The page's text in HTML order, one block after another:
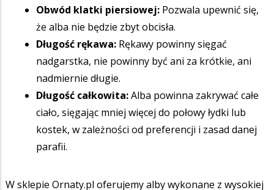
Obwód klatki piersiowej: Pozwala upewnić się,
że alba nie będzie zbyt obcisła.
Długość rękawa: Rękawy powinny sięgać
nadgarstka, nie powinny być ani za krótkie, ani
nadmiernie długie.
Długość całkowita:Alba powinna zakrywać całe
ciało, sięgając mniej więcej do połowy łydki lub
kostek, w zależności od preferencji i zasad danej
parafii.
W sklepie Ornaty.pl oferujemy alby wykonane z wysokiej